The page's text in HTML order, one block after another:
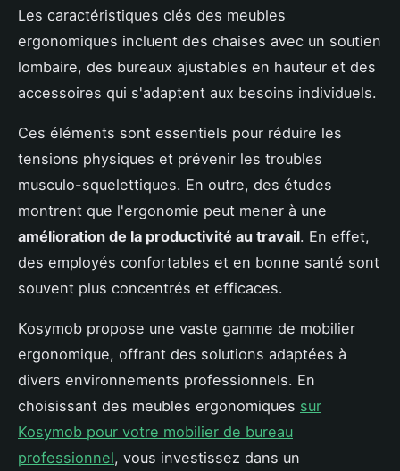
Les caractéristiques clés des meubles
ergonomiques incluent des chaises avec un soutien
lombaire, des bureaux ajustables en hauteur et des
accessoires qui s'adaptent aux besoins individuels.
Ces éléments sont essentiels pour réduire les
tensions physiques et prévenir les troubles
musculo-squelettiques. En outre, des études
montrent que l'ergonomie peut mener à une
amélioration de la productivité au travail. En effet,
des employés confortables et en bonne santé sont
souvent plus concentrés et efficaces.
Kosymob propose une vaste gamme de mobilier
ergonomique, offrant des solutions adaptées à
divers environnements professionnels. En
choisissant des meubles ergonomiques sur
Kosymob pour votre mobilier de bureau
professionnel, vous investissez dans un